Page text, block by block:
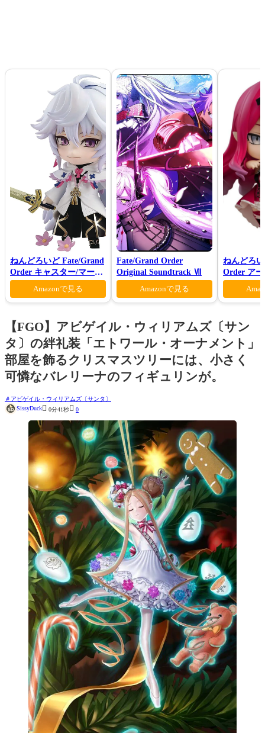
ねんどろいど Fate/Grand
Order キャスター/マーリ
ン 花の魔術師Ver.
Amazonで見る
Fate/Grand Order
Original Soundtrack Ⅶ
Amazonで見る
ねんどろ
Order ア
ァン シー
【FGO】アビゲイル・ウィリアムズ〔サン
タ〕の絆礼装「エトワール・オーナメント」
部屋を飾るクリスマスツリーには、小さく
可憐なバレリーナのフィギュリンが。
アビゲイル・ウィリアムズ〔サンタ〕
SissyDuck 0分41秒 0